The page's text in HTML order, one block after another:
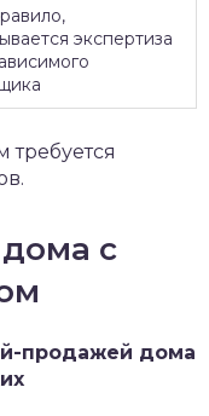
экспертиза
с
продажей дома